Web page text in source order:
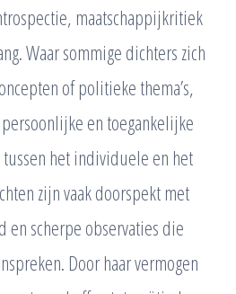
maatschappijkritiek
Waar sommige dichters zich
of politieke thema’s,
en toegankelijke
het individuele en het
zijn vaak doorspekt met
en scherpe observaties die
Door haar vermogen